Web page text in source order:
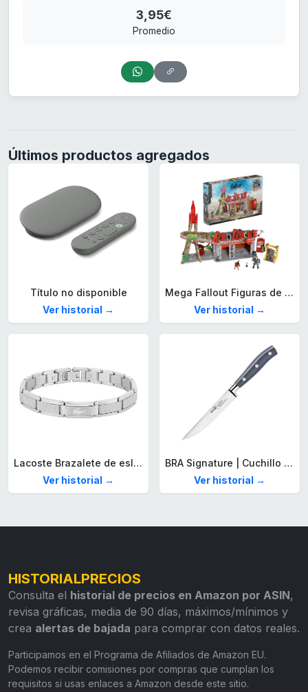
3,95€
Promedio
Últimos productos agregados
Título no disponible
Ver historial →
Mega Fallout Figuras de acción y Juguetes de construcción, Parada de Camiones Red Rocket con 824 Piezas, 2 Personajes articulados y Accesorios, para coleccionistas, HXT00
Ver historial →
Lacoste Brazalete de eslabón para Hombre Colección STENCIL de Acero inoxidable
Ver historial →
BRA Signature | Cuchillo tomatero 120 mm, Acero Inoxidable alemán forjado con Molibdeno Vanadio, Mango Remachado ABS, Diseño Ergonómico, Hoja 1,6 mm espesor
Ver historial →
HISTORIALPRECIOS
Consulta el historial de precios en Amazon por ASIN,
revisa gráficas, media de 90 días, máximos/mínimos y
crea alertas de bajada para comprar con datos reales.
Participamos en el Programa de Afiliados de Amazon EU.
Podemos recibir comisiones por compras que cumplan los
requisitos si usas enlaces a Amazon desde este sitio.